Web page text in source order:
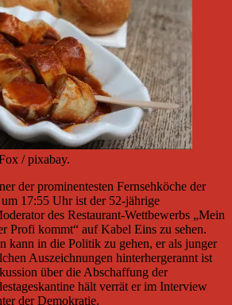
/ pixabay.
der prominentesten Fernsehköche der
17:55 Uhr ist der 52-jährige
des Restaurant-Wettbewerbs „Mein
Profi kommt“ auf Kabel Eins zu sehen.
kann in die Politik zu gehen, er als junger
Auszeichnungen hinterhergerannt ist
über die Abschaffung der
hält verrät er im Interview
der Demokratie.